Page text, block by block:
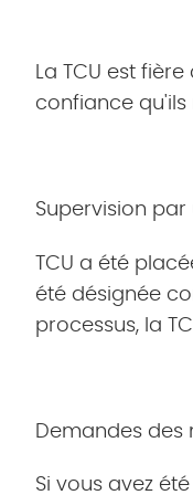
La TCU est
confiance qu'ils
Supervision par
TCU a été
été désignée
processus, la
Demandes des
Si vous avez